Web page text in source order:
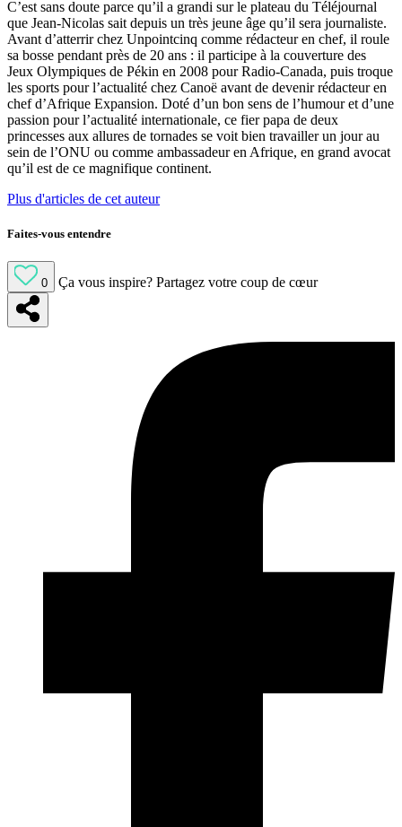
C’est sans doute parce qu’il a grandi sur le plateau du Téléjournal
que Jean-Nicolas sait depuis un très jeune âge qu’il sera journaliste.
Avant d’atterrir chez Unpointcinq comme rédacteur en chef, il roule
sa bosse pendant près de 20 ans : il participe à la couverture des
Jeux Olympiques de Pékin en 2008 pour Radio-Canada, puis troque
les sports pour l’actualité chez Canoë avant de devenir rédacteur en
chef d’Afrique Expansion. Doté d’un bon sens de l’humour et d’une
passion pour l’actualité internationale, ce fier papa de deux
princesses aux allures de tornades se voit bien travailler un jour au
sein de l’ONU ou comme ambassadeur en Afrique, en grand avocat
qu’il est de ce magnifique continent.
Plus d'articles de cet auteur
Faites-vous entendre
0 Ça vous inspire? Partagez votre coup de cœur